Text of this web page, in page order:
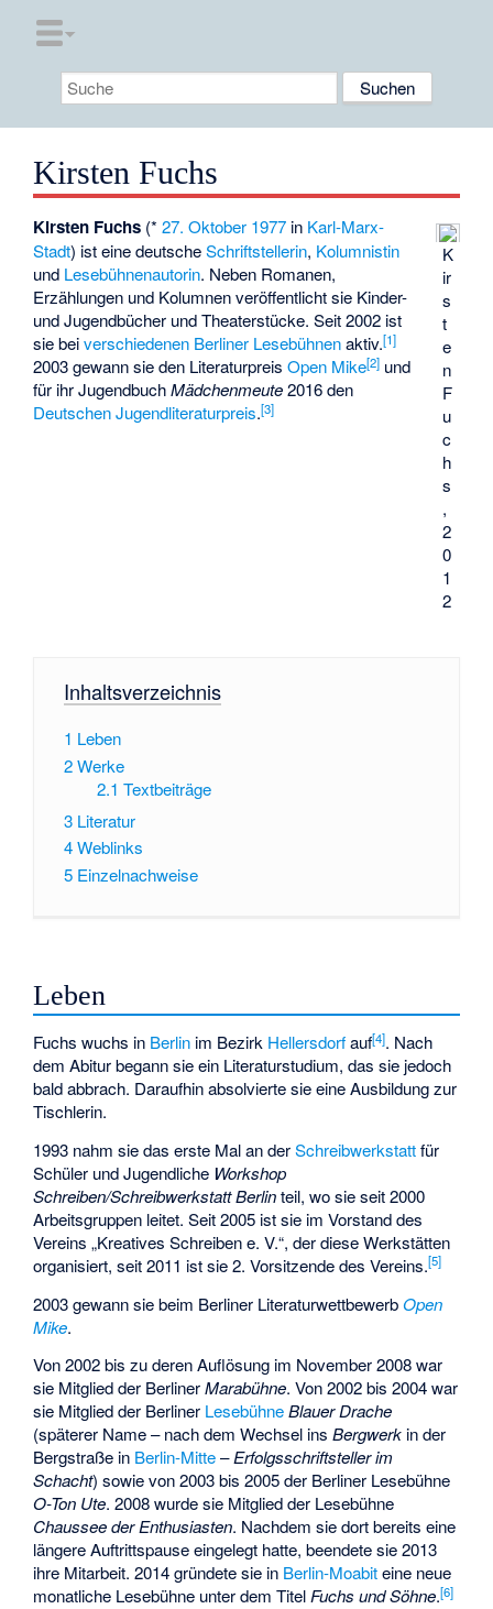
Kirsten Fuchs
K
ir
s
t
e
n
F
u
c
h
s
,
2
0
1
2
Kirsten Fuchs (*27. Oktober 1977 in Karl-Marx-
Stadt) ist eine deutscheSchriftstellerin, Kolumnistin
und Lesebühnenautorin. Neben Romanen,
Erzählungen und Kolumnen veröffentlicht sie Kinder-
und Jugendbücher und Theaterstücke. Seit 2002 ist
sie beiverschiedenen Berliner Lesebühnenaktiv.[1]
2003 gewann sie den LiteraturpreisOpen Mike[2] und
für ihr JugendbuchMädchenmeute2016 den
Deutschen Jugendliteraturpreis.[3]
Inhaltsverzeichnis
1 Leben
2Werke
2.1 Textbeiträge
3 Literatur
4Weblinks
5 Einzelnachweise
Leben
Fuchs wuchs in Berlin im Bezirk Hellersdorfauf[4]. Nach
dem Abitur begann sie ein Literaturstudium, das sie jedoch
bald abbrach. Daraufhin absolvierte sie eine Ausbildung zur
Tischlerin.
1993 nahm sie das erste Mal an derSchreibwerkstattfür
Schüler und Jugendliche Workshop
Schreiben/Schreibwerkstatt Berlinteil, wo sie seit 2000
Arbeitsgruppen leitet. Seit 2005 ist sie im Vorstand des
Vereins „Kreatives Schreiben e. V.“, der diese Werkstätten
organisiert, seit 2011 ist sie 2. Vorsitzende des Vereins.[5]
2003 gewann sie beim Berliner LiteraturwettbewerbOpen
Mike.
Von 2002 bis zu deren Auflösung im November 2008 war
sie Mitglied der BerlinerMarabühne. Von 2002 bis 2004 war
sie Mitglied der Berliner Lesebühne Blauer Drache
(späterer Name – nach dem Wechsel insBergwerk in der
Bergstraße in Berlin-Mitte–Erfolgsschriftsteller im
Schacht) sowie von 2003 bis 2005 der Berliner Lesebühne
O-Ton Ute. 2008 wurde sie Mitglied der Lesebühne
Chaussee der Enthusiasten. Nachdem sie dort bereits eine
längere Auftrittspause eingelegt hatte, beendete sie 2013
ihre Mitarbeit. 2014 gründete sie in Berlin-Moabiteine neue
monatliche Lesebühne unter dem TitelFuchs und Söhne.[6]